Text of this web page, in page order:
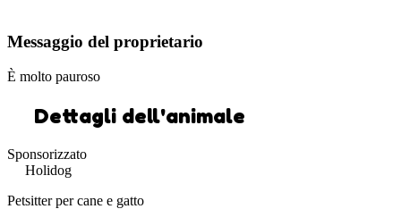
Messaggio del proprietario
È molto pauroso
Dettagli dell'animale
Sponsorizzato
Holidog
Petsitter per cane e gatto